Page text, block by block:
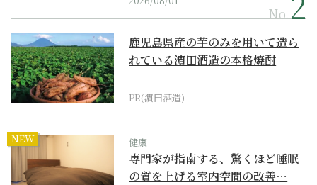
No.
鹿児島県産の芋のみを用いて造ら
れている濵田酒造の本格焼酎
PR(濵田酒造)
NEW 健康
専門家が指南する、驚くほど睡眠
の質を上げる室内空間の改善…